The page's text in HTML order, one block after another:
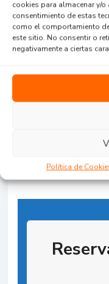
cookies para almacenar y/
consentimiento de estas
como el comportamiento
este sitio. No consentir o
negativamente a ciertas
Política de
Agent Reviews
...